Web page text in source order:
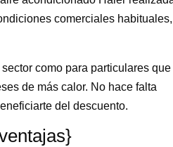
comerciales
como para particulares que
de más calor. No hace falta
del descuento.